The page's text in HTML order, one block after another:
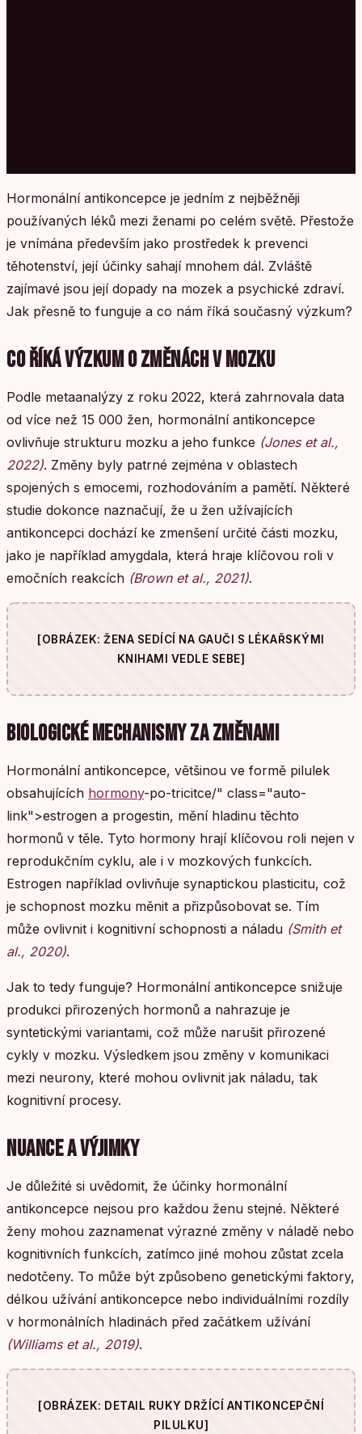
Hormonální antikoncepce je jedním z nejběžněji
používaných léků mezi ženami po celém světě. Přestože
je vnímána především jako prostředek k prevenci
těhotenství, její účinky sahají mnohem dál. Zvláště
zajímavé jsou její dopady na mozek a psychické zdraví.
Jak přesně to funguje a co nám říká současný výzkum?
CO ŘÍKÁ VÝZKUM O ZMĚNÁCH V MOZKU
Podle metaanalýzy z roku 2022, která zahrnovala data
od více než 15 000 žen, hormonální antikoncepce
ovlivňuje strukturu mozku a jeho funkce (Jones et al.,
2022). Změny byly patrné zejména v oblastech
spojených s emocemi, rozhodováním a pamětí. Některé
studie dokonce naznačují, že u žen užívajících
antikoncepci dochází ke zmenšení určité části mozku,
jako je například amygdala, která hraje klíčovou roli v
emočních reakcích (Brown et al., 2021).
[OBRÁZEK: ŽENA SEDÍCÍ NA GAUČI S LÉKAŘSKÝMI
KNIHAMI VEDLE SEBE]
BIOLOGICKÉ MECHANISMY ZA ZMĚNAMI
Hormonální antikoncepce, většinou ve formě pilulek
obsahujících hormony-po-tricitce/" class="auto-
link">estrogen a progestin, mění hladinu těchto
hormonů v těle. Tyto hormony hrají klíčovou roli nejen v
reprodukčním cyklu, ale i v mozkových funkcích.
Estrogen například ovlivňuje synaptickou plasticitu, což
je schopnost mozku měnit a přizpůsobovat se. Tím
může ovlivnit i kognitivní schopnosti a náladu (Smith et
al., 2020).
Jak to tedy funguje? Hormonální antikoncepce snižuje
produkci přirozených hormonů a nahrazuje je
syntetickými variantami, což může narušit přirozené
cykly v mozku. Výsledkem jsou změny v komunikaci
mezi neurony, které mohou ovlivnit jak náladu, tak
kognitivní procesy.
NUANCE A VÝJIMKY
Je důležité si uvědomit, že účinky hormonální
antikoncepce nejsou pro každou ženu stejné. Některé
ženy mohou zaznamenat výrazné změny v náladě nebo
kognitivních funkcích, zatímco jiné mohou zůstat zcela
nedotčeny. To může být způsobeno genetickými faktory,
délkou užívání antikoncepce nebo individuálními rozdíly
v hormonálních hladinách před začátkem užívání
(Williams et al., 2019).
[OBRÁZEK: DETAIL RUKY DRŽÍCÍ ANTIKONCEPČNÍ
PILULKU]